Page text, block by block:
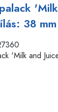
38 mm